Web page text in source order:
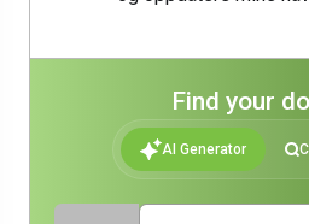
Find your
AI Generator